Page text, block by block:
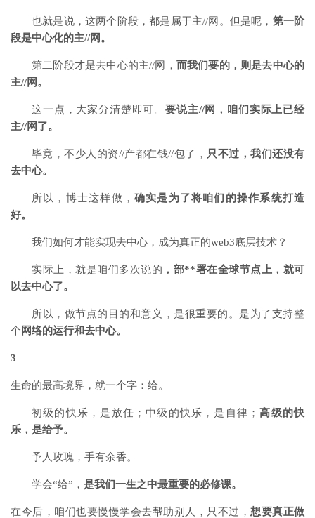
也就是说，这两个阶段，都是属于主//网。但是呢， 第一阶
段是中心化的主//网。
第二阶段才是去中心的主//网， 而我们要的，则是去中心的
主//网。
这一点，大家分清楚即可。 要说主//网，咱们实际上已经
主//网了。
毕竟，不少人的资//产都在钱//包了， 只不过，我们还没有
去中心。
所以，博士这样做， 确实是为了将咱们的操作系统打造
好。
我们如何才能实现去中心，成为真正的web3底层技术？
实际上，就是咱们多次说的 ，部**署在全球节点上，就可
以去中心了。
所以，做节点的目的和意义，是很重要的。是为了支持整
个 网络的运行和去中心。
3
生命的最高境界，就一个字：给。
初级的快乐，是放任；中级的快乐，是自律； 高级的快
乐，是给予。
予人玫瑰，手有余香。
学会“给”， 是我们一生之中最重要的必修课。
在今后，咱们也要慢慢学会去帮助别人，只不过， 想要真正做